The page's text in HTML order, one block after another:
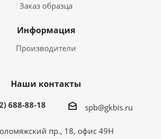
Заказ образца
Информация
Производители
Наши контакты
688-88-18 spb@gkbis.ru
пр., 18, офис 49Н